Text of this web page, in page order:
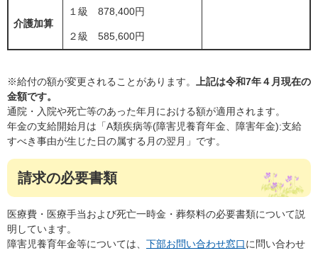
介護加算
１級 878,400円
２級 585,600円
※給付の額が変更されることがあります。
上記は令和7年４月現在の
金額です。
通院・入院や死亡等のあった年月における額が適用されます。
年金の支給開始月は「A類疾病等(障害児養育年金、障害年金):支給
すべき事由が生じた日の属する月の翌月」です。
請求の必要書類
医療費・医療手当および死亡一時金・葬祭料の必要書類について説
明しています。
障害児養育年金等については、 下部お問い合わせ窓口に問い合わせ